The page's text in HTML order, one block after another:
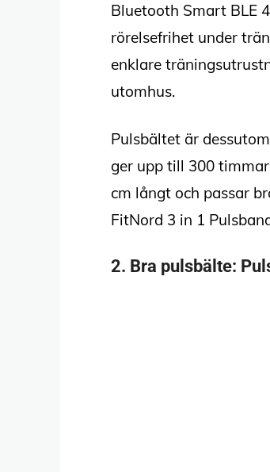
Bluetooth Smart BLE
rörelsefrihet under
enklare
utomhus.
Pulsbältet är
ger upp till 300
cm långt och passar
FitNord 3 in 1
2. Bra pulsbälte: